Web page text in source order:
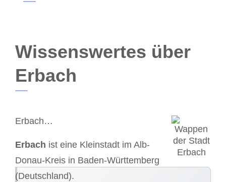
Wissenswertes über
Erbach
Erbach…
Erbach ist eine Kleinstadt im Alb-
Donau-Kreis in Baden-Württemberg
(Deutschland).